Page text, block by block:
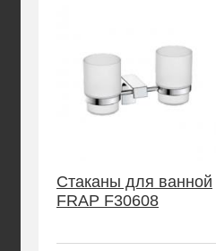
Стаканы для ванной
FRAP F30608